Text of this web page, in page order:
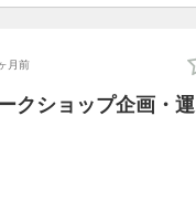
月前
クショップ企画・運